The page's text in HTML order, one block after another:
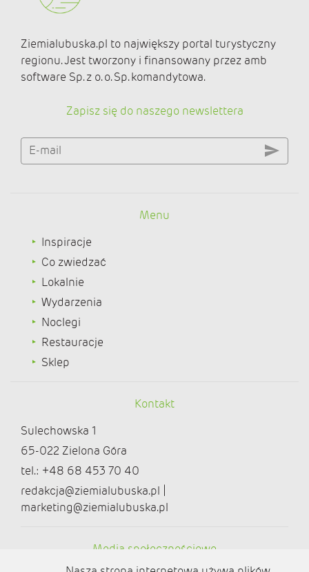
Ziemialubuska.pl to największy portal turystyczny
regionu. Jest tworzony i finansowany przez amb
software Sp. z o. o. Sp. komandytowa.
Zapisz się do naszego newslettera
E-mail
Menu
Inspiracje
Co zwiedzać
Lokalnie
Wydarzenia
Noclegi
Restauracje
Sklep
Kontakt
Sulechowska 1
65-022 Zielona Góra
tel.: +48 68 453 70 40
redakcja@ziemialubuska.pl |
marketing@ziemialubuska.pl
Media społecznościowe